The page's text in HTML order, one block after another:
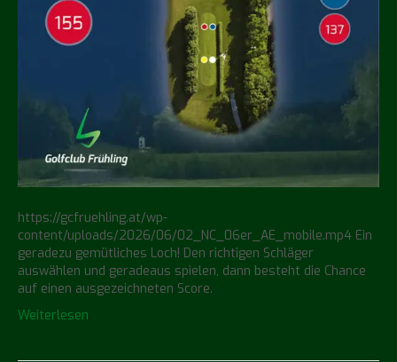
https://gcfruehling.at/wp-
content/uploads/2026/06/02_NC_06er_AE_mobile.mp4 Ein
geradezu gemütliches Loch! Den richtigen Schläger
auswählen und geradeaus spielen, dann besteht die Chance
auf einen ausgezeichneten Score.
Weiterlesen